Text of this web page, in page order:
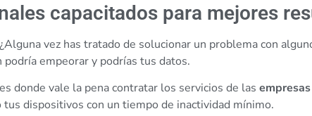
capacitados para mejores
vez has tratado de solucionar un problema con
podría empeorar y podrías tus datos.
donde vale la pena contratar los servicios de las
dispositivos con un tiempo de inactividad mínimo.